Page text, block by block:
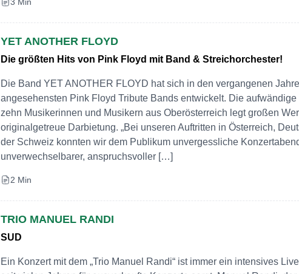
YET ANOTHER FLOYD
Die größten Hits von Pink Floyd mit Band & Streichorchester!
Die Band YET ANOTHER FLOYD hat sich in den vergangenen
angesehensten Pink Floyd Tribute Bands entwickelt. Die aufwändige
zehn Musikerinnen und Musikern aus Oberösterreich legt großen
originalgetreue Darbietung. „Bei unseren Auftritten in Österreich,
der Schweiz konnten wir dem Publikum unvergessliche
unverwechselbarer, anspruchsvoller […]
2 Min
TRIO MANUEL RANDI
SUD
Ein Konzert mit dem „Trio Manuel Randi“ ist immer ein intensives